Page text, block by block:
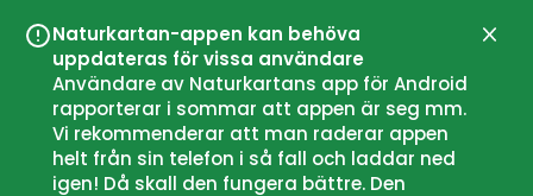
Naturkartan-appen kan behöva
uppdateras för vissa användare
Användare av Naturkartans app för Android
rapporterar i sommar att appen är seg mm.
Vi rekommenderar att man raderar appen
helt från sin telefon i så fall och laddar ned
igen! Då skall den fungera bättre. Den